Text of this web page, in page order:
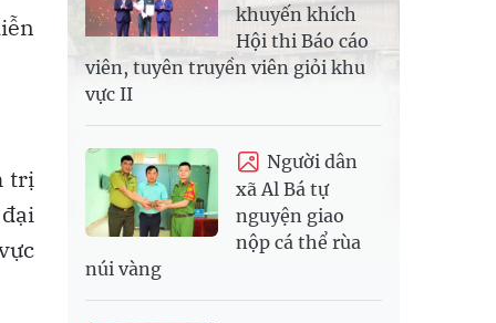
trị
khuyến khích
Hội thi Báo cáo
viên, tuyên truyền viên giỏi khu
vực II
Người dân
xã Al Bá tự
nguyện giao
nộp cá thể rùa
núi vàng